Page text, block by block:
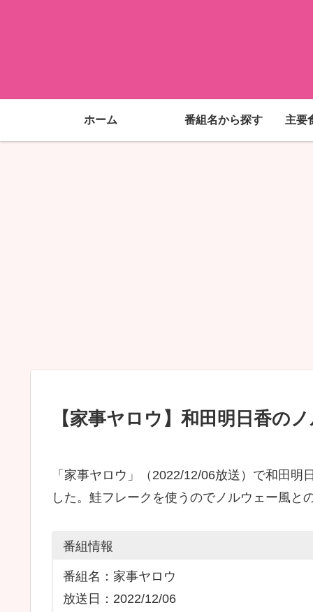
ホーム 番組名から探す
【家事ヤロウ】和田明日香の
「家事ヤロウ」（2022/12/06放送）で和田
した。鮭フレークを使うのでノルウェー風と
番組情報
番組名：家事ヤロウ
放送日：2022/12/06